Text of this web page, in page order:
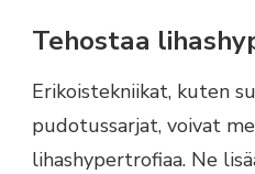
Tehostaa
Erikoistekniikat, kuten
pudotussarjat, voivat
lihashypertrofiaa. Ne